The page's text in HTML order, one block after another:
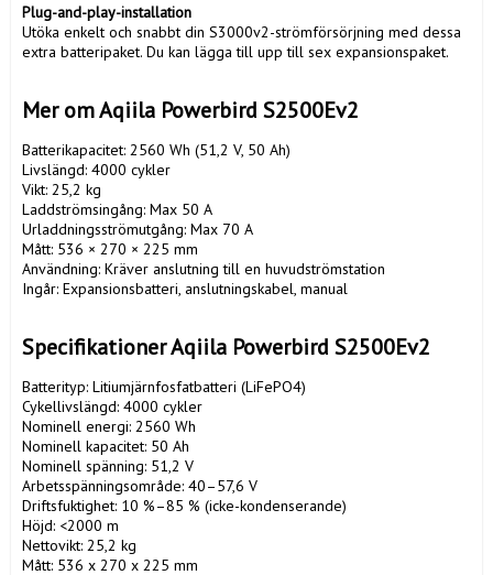
Plug-and-play-installation
Utöka enkelt och snabbt din S3000v2-strömförsörjning med dessa
extra batteripaket. Du kan lägga till upp till sex expansionspaket.
Mer om Aqiila Powerbird S2500Ev2
Batterikapacitet: 2560 Wh (51,2 V, 50 Ah)
Livslängd: 4000 cykler
Vikt: 25,2 kg
Laddströmsingång: Max 50 A
Urladdningsströmutgång: Max 70 A
Mått: 536 × 270 × 225 mm
Användning: Kräver anslutning till en huvudströmstation
Ingår: Expansionsbatteri, anslutningskabel, manual
Specifikationer Aqiila Powerbird S2500Ev2
Batterityp: Litiumjärnfosfatbatteri (LiFePO4)
Cykellivslängd: 4000 cykler
Nominell energi: 2560 Wh
Nominell kapacitet: 50 Ah
Nominell spänning: 51,2 V
Arbetsspänningsområde: 40–57,6 V
Driftsfuktighet: 10 %–85 % (icke-kondenserande)
Höjd: <2000 m
Nettovikt: 25,2 kg
Mått: 536 x 270 x 225 mm